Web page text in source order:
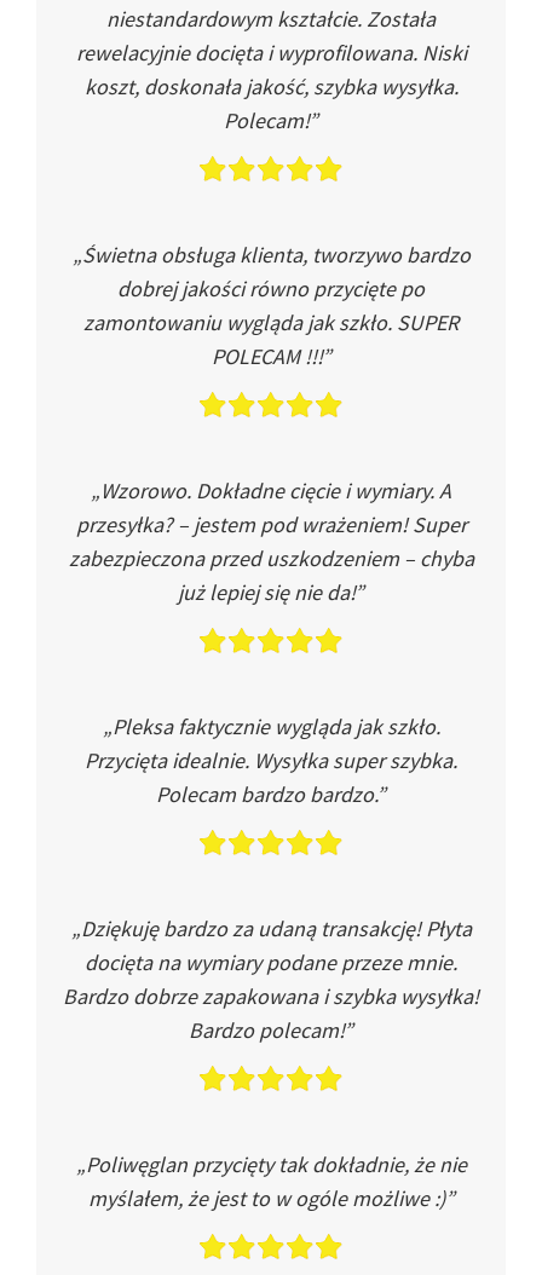
niestandardowym kształcie. Została
rewelacyjnie docięta i wyprofilowana. Niski
koszt, doskonała jakość, szybka wysyłka.
Polecam!”
„Świetna obsługa klienta, tworzywo bardzo
dobrej jakości równo przycięte po
zamontowaniu wygląda jak szkło. SUPER
POLECAM !!!”
„Wzorowo. Dokładne cięcie i wymiary. A
przesyłka? – jestem pod wrażeniem! Super
zabezpieczona przed uszkodzeniem – chyba
już lepiej się nie da!”
„Pleksa faktycznie wygląda jak szkło.
Przycięta idealnie. Wysyłka super szybka.
Polecam bardzo bardzo.”
„Dziękuję bardzo za udaną transakcję! Płyta
docięta na wymiary podane przeze mnie.
Bardzo dobrze zapakowana i szybka wysyłka!
Bardzo polecam!”
„Poliwęglan przycięty tak dokładnie, że nie
myślałem, że jest to w ogóle możliwe :)”